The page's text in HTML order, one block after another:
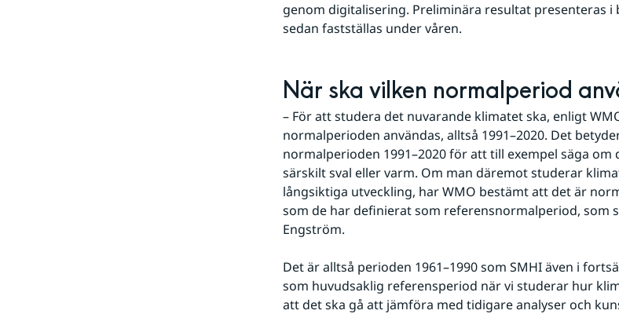
genom digitalisering. Preliminära resultat presenteras i
sedan fastställas under våren.
När ska vilken normalperiod
– För att studera det nuvarande klimatet ska, enligt
normalperioden användas, alltså 1991–2020. Det
normalperioden 1991–2020 för att till exempel säga om
särskilt sval eller varm. Om man däremot studerar
långsiktiga utveckling, har WMO bestämt att det är
som de har definierat som referensnormalperiod, som
Engström.
Det är alltså perioden 1961–1990 som SMHI även i
som huvudsaklig referensperiod när vi studerar hur
att det ska gå att jämföra med tidigare analyser och